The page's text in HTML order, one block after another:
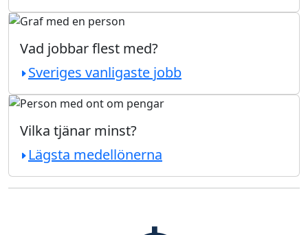
Vad jobbar flest med?
Sveriges vanligaste jobb
Vilka tjänar minst?
Lägsta medellönerna